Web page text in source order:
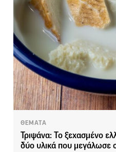
ΘΕΜΑΤΑ
Τριψάνα: Το ξεχασμένο
δύο υλικά που μεγάλωσε